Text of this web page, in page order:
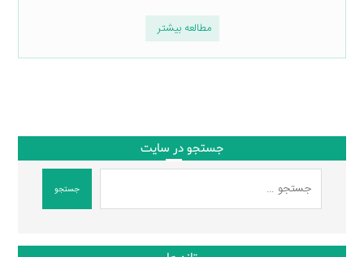
مطالعه بیشتر
جستجو در سایت
جستجو